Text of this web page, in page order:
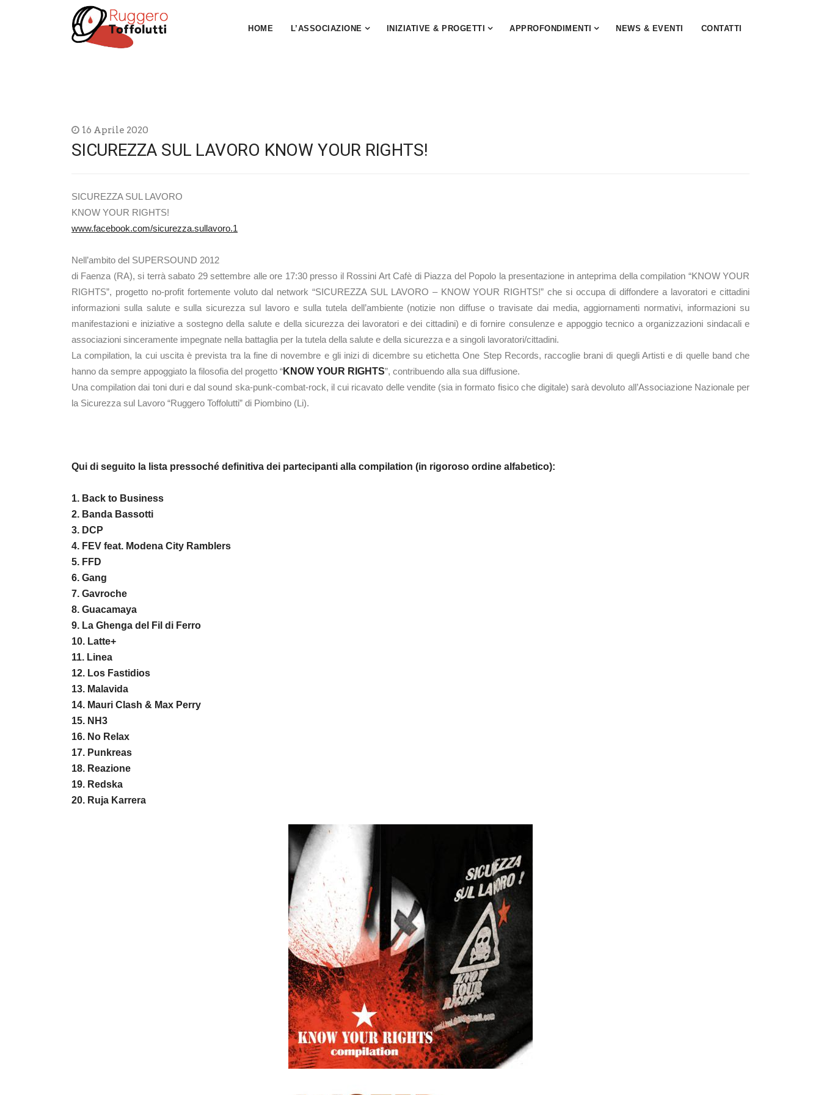
HOME L’ASSOCIAZIONE INIZIATIVE & PROGETTI APPROFONDIMENTI NEWS & EVENTI CONTATTI
16 Aprile 2020
SICUREZZA SUL LAVORO KNOW YOUR RIGHTS!
SICUREZZA SUL LAVORO
KNOW YOUR RIGHTS!
www.facebook.com/sicurezza.sullavoro.1
Nell’ambito del SUPERSOUND 2012
di Faenza (RA), si terrà sabato 29 settembre alle ore 17:30 presso il Rossini Art Cafè di Piazza del Popolo la presentazione in anteprima della compilation “KNOW YOUR
RIGHTS”, progetto no-profit fortemente voluto dal network “SICUREZZA SUL LAVORO – KNOW YOUR RIGHTS!” che si occupa di diffondere a lavoratori e cittadini
informazioni sulla salute e sulla sicurezza sul lavoro e sulla tutela dell’ambiente (notizie non diffuse o travisate dai media, aggiornamenti normativi, informazioni su
manifestazioni e iniziative a sostegno della salute e della sicurezza dei lavoratori e dei cittadini) e di fornire consulenze e appoggio tecnico a organizzazioni sindacali e
associazioni sinceramente impegnate nella battaglia per la tutela della salute e della sicurezza e a singoli lavoratori/cittadini.
La compilation, la cui uscita è prevista tra la fine di novembre e gli inizi di dicembre su etichetta One Step Records, raccoglie brani di quegli Artisti e di quelle band che
hanno da sempre appoggiato la filosofia del progetto “KNOW YOUR RIGHTS”, contribuendo alla sua diffusione.
Una compilation dai toni duri e dal sound ska-punk-combat-rock, il cui ricavato delle vendite (sia in formato fisico che digitale) sarà devoluto all’Associazione Nazionale per
la Sicurezza sul Lavoro “Ruggero Toffolutti” di Piombino (Li).
Qui di seguito la lista pressoché definitiva dei partecipanti alla compilation (in rigoroso ordine alfabetico):
1. Back to Business
2. Banda Bassotti
3. DCP
4. FEV feat. Modena City Ramblers
5. FFD
6. Gang
7. Gavroche
8. Guacamaya
9. La Ghenga del Fil di Ferro
10. Latte+
11. Linea
12. Los Fastidios
13. Malavida
14. Mauri Clash & Max Perry
15. NH3
16. No Relax
17. Punkreas
18. Reazione
19. Redska
20. Ruja Karrera